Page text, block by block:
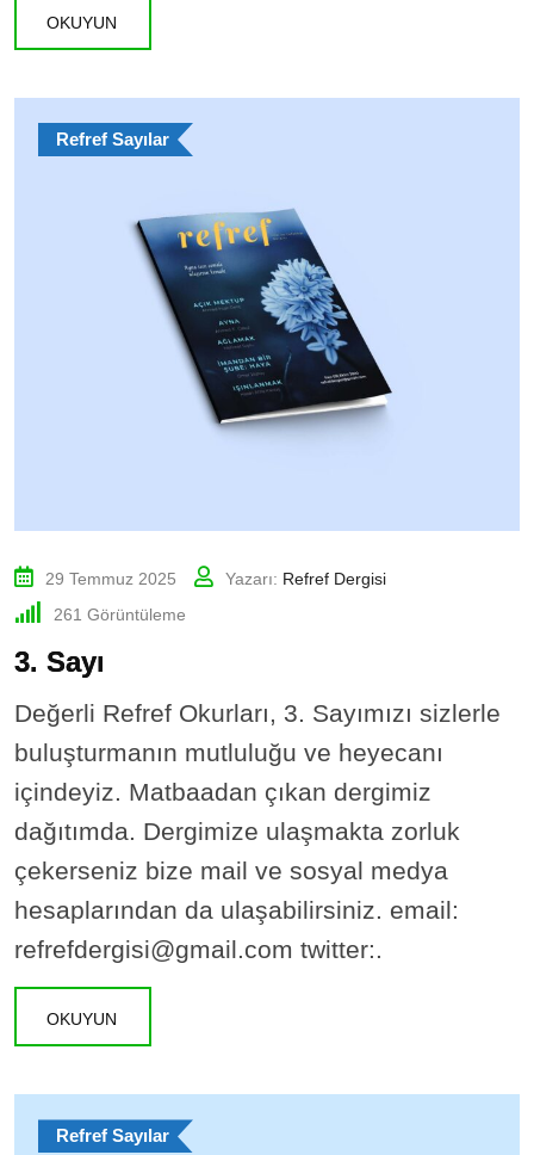
OKUYUN
Refref Sayılar
29 Temmuz 2025 Yazarı: Refref Dergisi
261 Görüntüleme
3. Sayı
Değerli Refref Okurları, 3. Sayımızı sizlerle
buluşturmanın mutluluğu ve heyecanı
içindeyiz. Matbaadan çıkan dergimiz
dağıtımda. Dergimize ulaşmakta zorluk
çekerseniz bize mail ve sosyal medya
hesaplarından da ulaşabilirsiniz. email:
refrefdergisi@gmail.com twitter:.
OKUYUN
Refref Sayılar